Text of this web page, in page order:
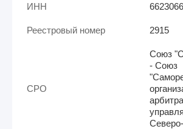
ИНН
Реестровый номер 2915
СРО
Союз
- Союз